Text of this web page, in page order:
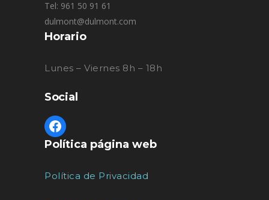
Tel: 961 50 91 61
dulmont@dulmont.com
Horario
Lunes – Viernes 8h – 18h
Social
Política página web
Política de Privacidad